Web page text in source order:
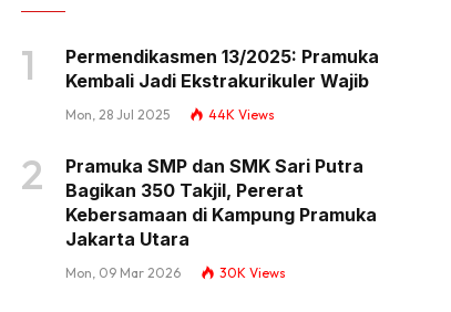
Permendikasmen 13/2025: Pramuka
Kembali Jadi Ekstrakurikuler Wajib
Mon, 28 Jul 2025 44K Views
Pramuka SMP dan SMK Sari Putra
Bagikan 350 Takjil, Pererat
Kebersamaan di Kampung Pramuka
Jakarta Utara
Mon, 09 Mar 2026 30K Views